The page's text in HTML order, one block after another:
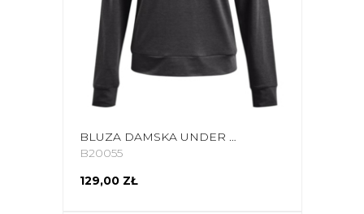
BLUZA DAMSKA UNDER ARMOUR RIVAL TERRY HOODIE GRAFITOWA 1369855 010
B20055
129,00 ZŁ